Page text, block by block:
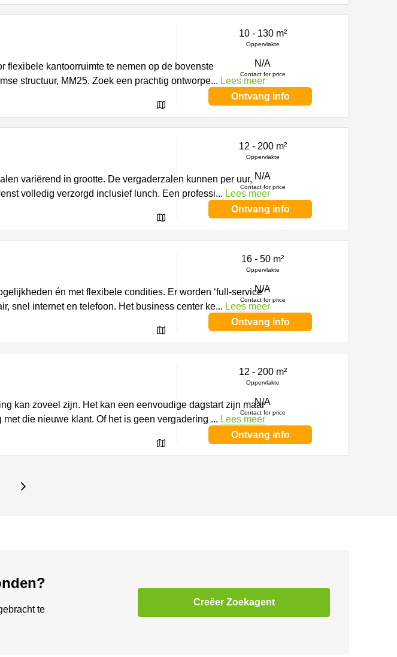
flexibele kantoorruimte te nemen op de bovenste
structuur, MM25. Zoek een prachtig ontworpe... Lees meer
10 - 130 m²
Oppervlakte
N/A
Contact for price
Ontvang info
variërend in grootte. De vergaderzalen kunnen per uur,
volledig verzorgd inclusief lunch. Een professi... Lees meer
12 - 200 m²
Oppervlakte
N/A
Contact for price
Ontvang info
aan den IJssel
én met flexibele condities. Er worden ‘full-service’
snel internet en telefoon. Het business center ke... Lees meer
16 - 50 m²
Oppervlakte
N/A
Contact for price
Ontvang info
kan zoveel zijn. Het kan een eenvoudige dagstart zijn maar
die nieuwe klant. Of het is geen vergadering ... Lees meer
12 - 200 m²
Oppervlakte
N/A
Contact for price
Ontvang info
te
Creëer Zoekagent